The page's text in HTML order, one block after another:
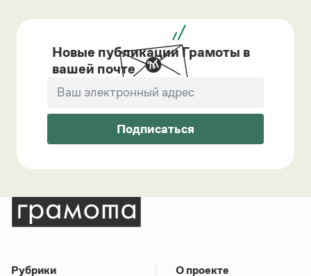
Новые публикации Грамоты в
вашей почте
Подписаться
Рубрики О проекте